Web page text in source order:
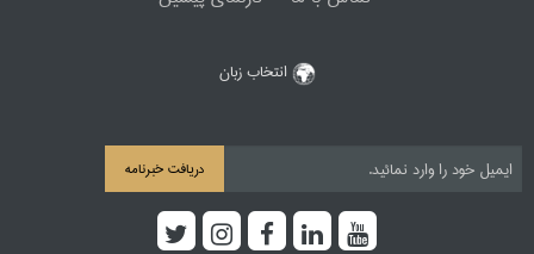
انتخاب زبان
دریافت خبرنامه